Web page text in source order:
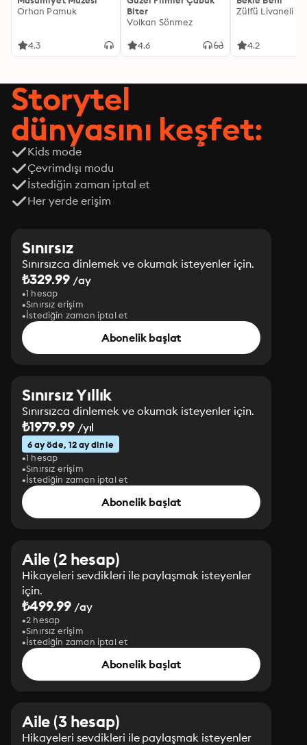
Orhan Pamuk
4.3
Biter
Volkan Sönmez
4.6
Zülfü Livaneli
4.2
Storytel
dünyasını keşfet:
Kids mode
Çevrimdışı modu
İstediğin zaman iptal et
Her yerde erişim
Sınırsız
Sınırsızca dinlemek ve okumak isteyenler için.
₺329.99 /ay
1 hesap
Sınırsız erişim
İstediğin zaman iptal et
Abonelik başlat
Sınırsız Yıllık
Sınırsızca dinlemek ve okumak isteyenler için.
₺1979.99/yıl
6 ay öde, 12 ay dinle
1 hesap
Sınırsız erişim
İstediğin zaman iptal et
Abonelik başlat
Aile (2 hesap)
Hikayeleri sevdikleri ile paylaşmak isteyenler
için.
₺499.99 /ay
2 hesap
Sınırsız erişim
İstediğin zaman iptal et
Abonelik başlat
Aile (3 hesap)
Hikayeleri sevdikleri ile paylaşmak isteyenler